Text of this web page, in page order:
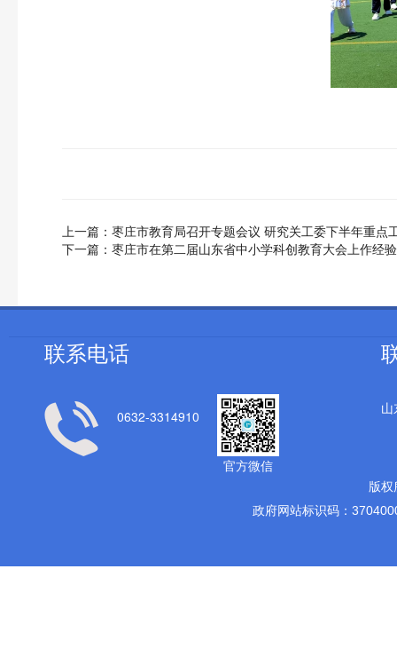
上一篇： 枣庄市教育局召开专题会议 研究关工委下半年重点
下一篇： 枣庄市在第二届山东省中小学科创教育大会上作经
联系电话
0632-3314910
官方微信
版
政府网站标识码：